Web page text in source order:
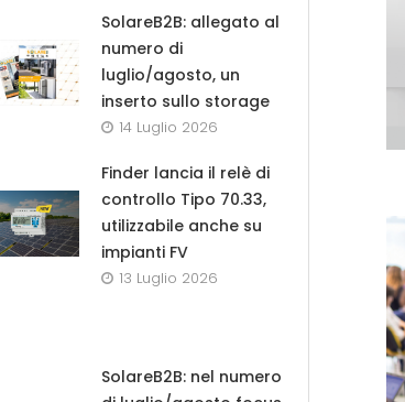
SolareB2B: allegato al
numero di
luglio/agosto, un
inserto sullo storage
14 Luglio 2026
Finder lancia il relè di
controllo Tipo 70.33,
utilizzabile anche su
impianti FV
13 Luglio 2026
SolareB2B: nel numero